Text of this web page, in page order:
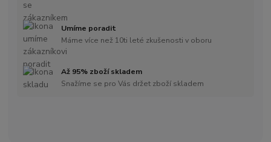
Umíme poradit
Máme více než 10ti leté zkušenosti v oboru
Až 95% zboží skladem
Snažíme se pro Vás držet zboží skladem